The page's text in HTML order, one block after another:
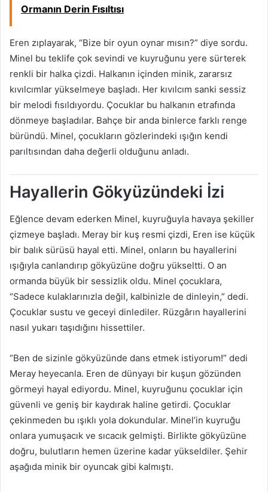
Ormanın Derin Fısıltısı
Eren zıplayarak, “Bize bir oyun oynar mısın?” diye sordu.
Minel bu teklife çok sevindi ve kuyruğunu yere sürterek
renkli bir halka çizdi. Halkanın içinden minik, zararsız
kıvılcımlar yükselmeye başladı. Her kıvılcım sanki sessiz
bir melodi fısıldıyordu. Çocuklar bu halkanın etrafında
dönmeye başladılar. Bahçe bir anda binlerce farklı renge
büründü. Minel, çocukların gözlerindeki ışığın kendi
parıltısından daha değerli olduğunu anladı.
Hayallerin Gökyüzündeki İzi
Eğlence devam ederken Minel, kuyruğuyla havaya şekiller
çizmeye başladı. Meray bir kuş resmi çizdi, Eren ise küçük
bir balık sürüsü hayal etti. Minel, onların bu hayallerini
ışığıyla canlandırıp gökyüzüne doğru yükseltti. O an
ormanda büyük bir sessizlik oldu. Minel çocuklara,
“Sadece kulaklarınızla değil, kalbinizle de dinleyin,” dedi.
Çocuklar sustu ve geceyi dinlediler. Rüzgârın hayallerini
nasıl yukarı taşıdığını hissettiler.
“Ben de sizinle gökyüzünde dans etmek istiyorum!” dedi
Meray heyecanla. Eren de dünyayı bir kuşun gözünden
görmeyi hayal ediyordu. Minel, kuyruğunu çocuklar için
güvenli ve geniş bir kaydırak haline getirdi. Çocuklar
çekinmeden bu ışıklı yola dokundular. Minel’in kuyruğu
onlara yumuşacık ve sıcacık gelmişti. Birlikte gökyüzüne
doğru, bulutların hemen üzerine kadar yükseldiler. Şehir
aşağıda minik bir oyuncak gibi kalmıştı.